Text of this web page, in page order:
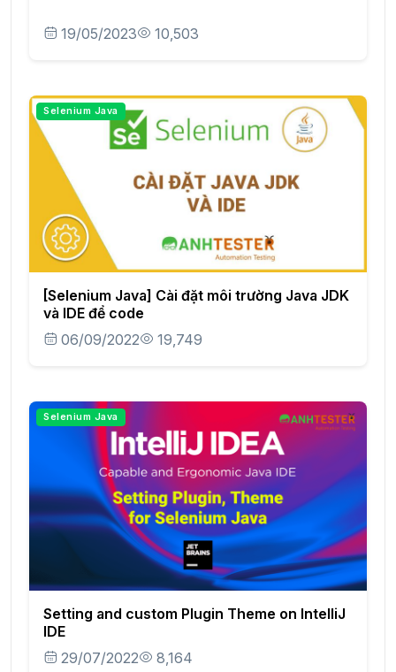
19/05/2023 10,503
Selenium Java
[Selenium Java] Cài đặt môi trường Java JDK
và IDE để code
06/09/2022
19,749
Selenium Java
Setting and custom Plugin Theme on IntelliJ
IDE
29/07/2022
8,164